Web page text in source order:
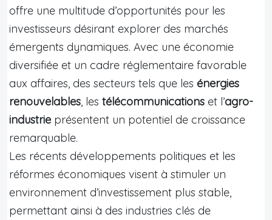
offre une multitude d’opportunités pour les
investisseurs désirant explorer des marchés
émergents dynamiques. Avec une économie
diversifiée et un cadre réglementaire favorable
aux affaires, des secteurs tels que les énergies
renouvelables, les télécommunications et l’agro-
industrie présentent un potentiel de croissance
remarquable.
Les récents développements politiques et les
réformes économiques visent à stimuler un
environnement d’investissement plus stable,
permettant ainsi à des industries clés de